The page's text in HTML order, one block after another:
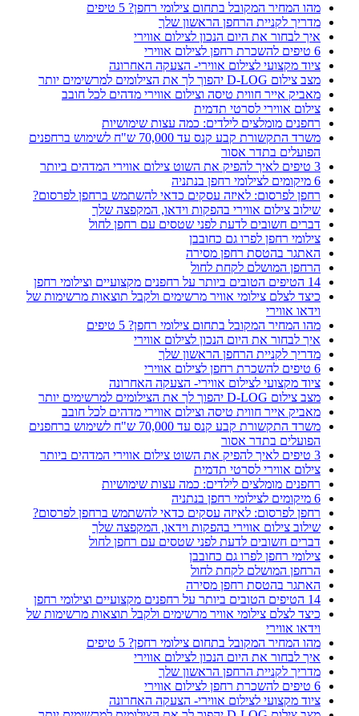
מהו המחיר המקובל בתחום צילומי רחפן? 5 טיפים
מדריך לקניית הרחפן הראשון שלך
איך לבחור את היום הנכון לצילום אווירי
6 טיפים להשכרת רחפן לצילום אווירי
ציוד מקצועי לצילום אווירי- הצעקה האחרונה
מצב צילום D-LOG יהפוך לך את הצילומים למרשימים יותר
מאביק אייר חווית טיסה וצילום אווירי מדהים לכל חובב
צילום אווירי לסרטי תדמית
רחפנים מומלצים לילדים: כמה עצות שימושיות
משרד התקשורת קבע קנס עד 70,000 ש"ח לשימוש ברחפנים
הפועלים בתדר אסור
3 טיפים לאיך להפיק את השוט צילום אווירי המדהים ביותר
6 מיקומים לצילומי רחפן בנתניה
רחפן לפרסום: לאיזה עסקים כדאי להשתמש ברחפן לפרסום?
שילוב צילום אווירי בהפקות וידאו, המקפצה שלך
דברים חשובים לדעת לפני שטסים עם רחפן לחול
צילומי רחפן לפרו גם כחובבן
האתגר בהטסת רחפן מסירה
הרחפן המושלם לקחת לחול
14 הטיפים הטובים ביותר על רחפנים מקצועיים וצילומי רחפן
כיצד לצלם צילומי אוויר מרשימים ולקבל תוצאות מרשימות של
וידאו אווירי
מהו המחיר המקובל בתחום צילומי רחפן? 5 טיפים
איך לבחור את היום הנכון לצילום אווירי
מדריך לקניית הרחפן הראשון שלך
6 טיפים להשכרת רחפן לצילום אווירי
ציוד מקצועי לצילום אווירי- הצעקה האחרונה
מצב צילום D-LOG יהפוך לך את הצילומים למרשימים יותר
מאביק אייר חווית טיסה וצילום אווירי מדהים לכל חובב
משרד התקשורת קבע קנס עד 70,000 ש"ח לשימוש ברחפנים
הפועלים בתדר אסור
3 טיפים לאיך להפיק את השוט צילום אווירי המדהים ביותר
צילום אווירי לסרטי תדמית
רחפנים מומלצים לילדים: כמה עצות שימושיות
6 מיקומים לצילומי רחפן בנתניה
רחפן לפרסום: לאיזה עסקים כדאי להשתמש ברחפן לפרסום?
שילוב צילום אווירי בהפקות וידאו, המקפצה שלך
דברים חשובים לדעת לפני שטסים עם רחפן לחול
צילומי רחפן לפרו גם כחובבן
הרחפן המושלם לקחת לחול
האתגר בהטסת רחפן מסירה
14 הטיפים הטובים ביותר על רחפנים מקצועיים וצילומי רחפן
כיצד לצלם צילומי אוויר מרשימים ולקבל תוצאות מרשימות של
וידאו אווירי
מהו המחיר המקובל בתחום צילומי רחפן? 5 טיפים
איך לבחור את היום הנכון לצילום אווירי
מדריך לקניית הרחפן הראשון שלך
6 טיפים להשכרת רחפן לצילום אווירי
ציוד מקצועי לצילום אווירי- הצעקה האחרונה